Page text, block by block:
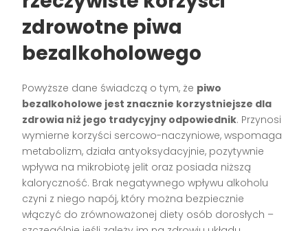
zdrowotne piwa
bezalkoholowego
Powyższe dane świadczą o tym, że piwo
bezalkoholowe jest znacznie korzystniejsze dla
zdrowia niż jego tradycyjny odpowiednik. Przynosi
wymierne korzyści sercowo-naczyniowe, wspomaga
metabolizm, działa antyoksydacyjnie, pozytywnie
wpływa na mikrobiotę jelit oraz posiada niższą
kaloryczność. Brak negatywnego wpływu alkoholu
czyni z niego napój, który można bezpiecznie
włączyć do zrównoważonej diety osób dorosłych –